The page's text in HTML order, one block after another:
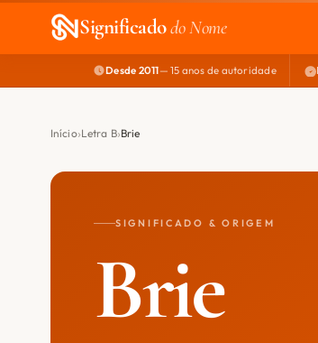
Significadodo Nome
Desde 2011— 15 anos de autoridade
Início Letra B Brie
SIGNIFICADO & ORIGEM
Brie